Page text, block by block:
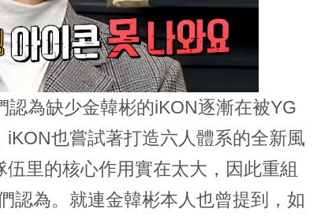
認為缺少金韓彬的iKON逐漸在被YG
也嘗試著打造六人體系的全新風
里的核心作用實在太大，因此重組
認為。就連金韓彬本人也曾提到，如